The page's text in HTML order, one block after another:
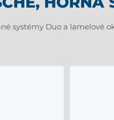
systémy Duo a lamelové